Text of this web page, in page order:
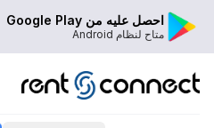
احصل عليه من Google Play
متاح لنظام Android